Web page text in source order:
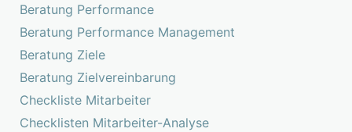
Beratung Performance
Beratung Performance Management
Beratung Ziele
Beratung Zielvereinbarung
Checkliste Mitarbeiter
Checklisten Mitarbeiter-Analyse